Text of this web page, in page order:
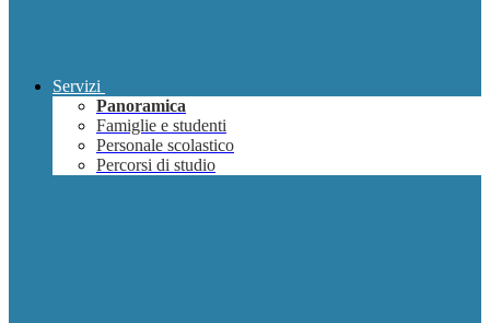
Servizi
Panoramica
Famiglie e studenti
Personale scolastico
Percorsi di studio